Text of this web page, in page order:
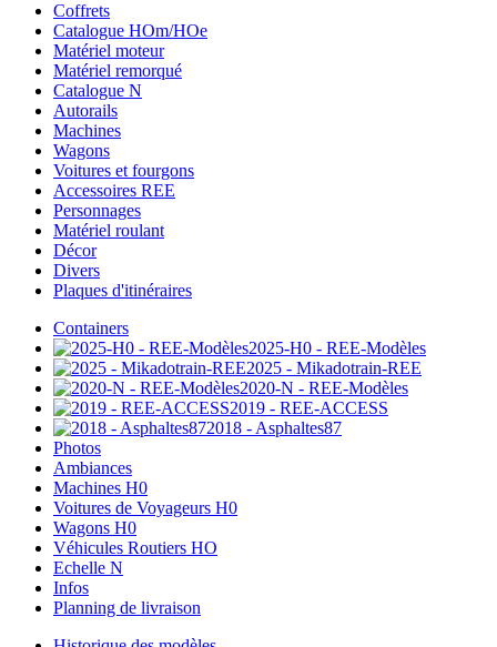
Coffrets
Catalogue HOm/HOe
Matériel moteur
Matériel remorqué
Catalogue N
Autorails
Machines
Wagons
Voitures et fourgons
Accessoires REE
Personnages
Matériel roulant
Décor
Divers
Plaques d'itinéraires
Containers
2025-H0 - REE-Modèles
2025 - Mikadotrain-REE
2020-N - REE-Modèles
2019 - REE-ACCESS
2018 - Asphaltes87
Photos
Ambiances
Machines H0
Voitures de Voyageurs H0
Wagons H0
Véhicules Routiers HO
Echelle N
Infos
Planning de livraison